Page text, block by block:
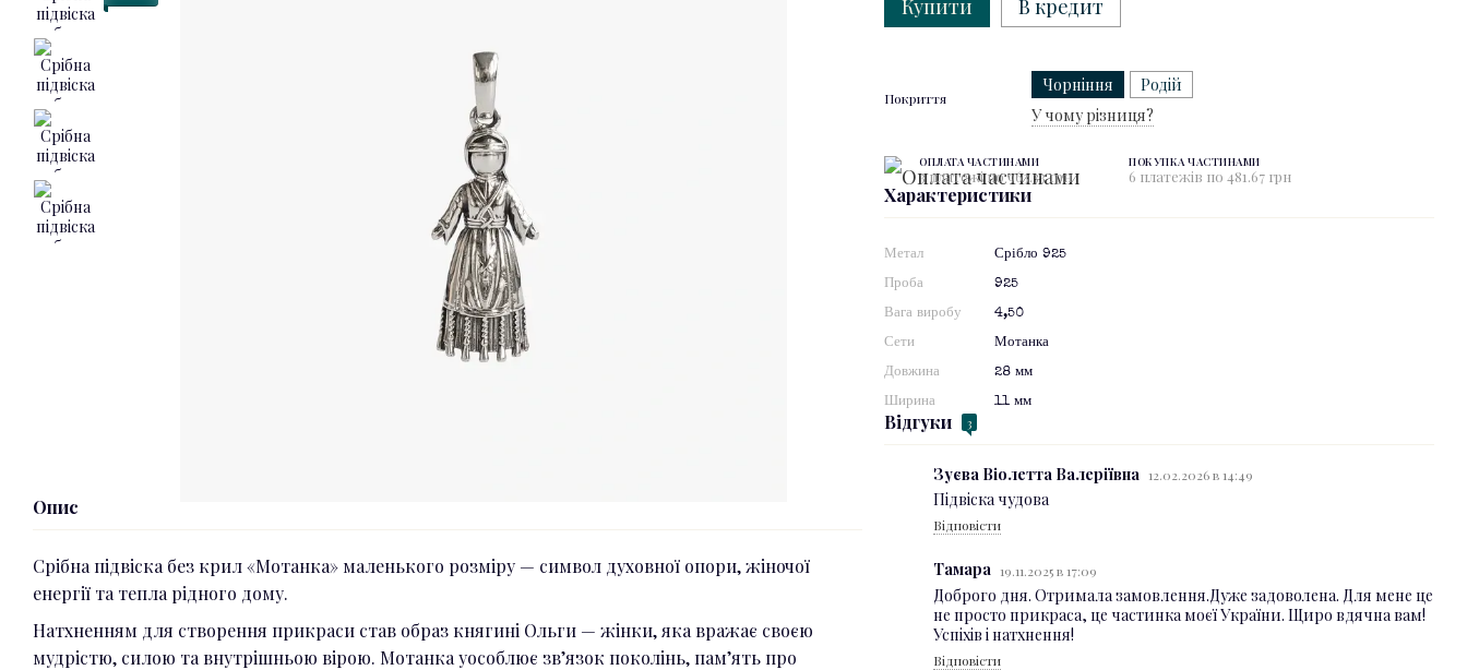
Опис
Срібна підвіска без крил «Мотанка» маленького розміру — символ духовної опори, жіночої
енергії та тепла рідного дому.
Натхненням для створення прикраси став образ княгині Ольги — жінки, яка вражає своєю
мудрістю, силою та внутрішньою вірою. Мотанка уособлює зв’язок поколінь, пам’ять про
Купити В кредит
Покриття
Чорніння
Родій
У чому різниця?
ОПЛАТА ЧАСТИНАМИ
3 платежі по 963.33 грн
ПОКУПКА ЧАСТИНАМИ
6 платежів по 481.67 грн
Характеристики
Метал Срібло 925
Проба 925
Вага виробу 4,50
Сети Мотанка
Довжина 28 мм
Ширина 11 мм
Відгуки 3
Зуєва Віолетта Валеріївна 12.02.2026 в 14:49
Підвіска чудова
Відповісти
Тамара 19.11.2025 в 17:09
Доброго дня. Отримала замовлення.Дуже задоволена. Для мене це
не просто прикраса, це частинка моєї України. Щиро вдячна вам!
Успіхів і натхнення!
Відповісти